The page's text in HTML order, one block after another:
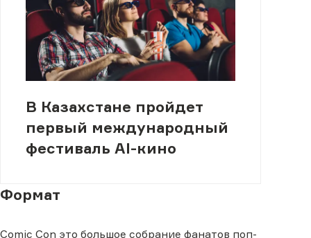
В Казахстане пройдет
первый международный
фестиваль AI-кино
Формат
Comic Con это большое собрание фанатов поп-